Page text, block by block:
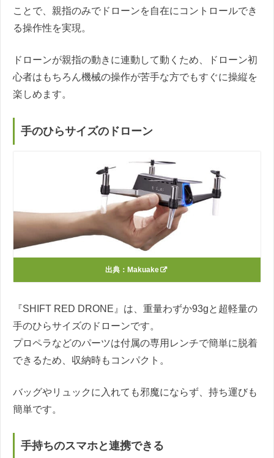
ことで、親指のみでドローンを自在にコントロールでき
る操作性を実現。
ドローンが親指の動きに連動して動くため、ドローン初
心者はもちろん機械の操作が苦手な方でもすぐに操縦を
楽しめます。
手のひらサイズのドローン
出典： Makuake
『SHIFT RED DRONE』は、重量わずか93gと超軽量の
手のひらサイズのドローンです。
プロペラなどのパーツは付属の専用レンチで簡単に脱着
できるため、収納時もコンパクト。
バッグやリュックに入れても邪魔にならず、持ち運びも
簡単です。
手持ちのスマホと連携できる